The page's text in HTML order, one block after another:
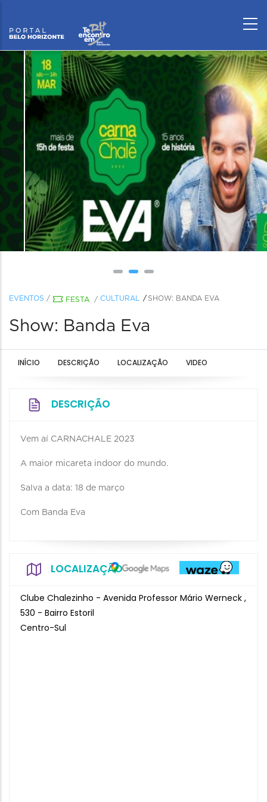
EVENTOS / FESTA / CULTURAL SHOW: BANDA EVA
Show: Banda Eva
INÍCIO DESCRIÇÃO LOCALIZAÇÃO VIDEO
DESCRIÇÃO
Vem aí CARNACHALE 2023
A maior micareta indoor do mundo.
Salva a data: 18 de março
Com Banda Eva
LOCALIZAÇÃO
Clube Chalezinho - Avenida Professor Mário Werneck ,
530 - Bairro Estoril
Centro-Sul